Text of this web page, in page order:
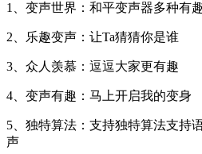
1、变声世界：和平变声器多种有
2、乐趣变声：让Ta猜猜你是谁
3、众人羡慕：逗逗大家更有趣
4、变声有趣：马上开启我的变身
5、独特算法：支持独特算法支持
声